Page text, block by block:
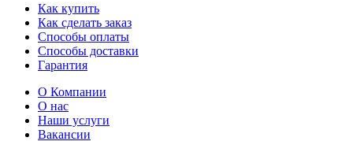
Как купить
Как сделать заказ
Способы оплаты
Способы доставки
Гарантия
О Компании
О нас
Наши услуги
Вакансии